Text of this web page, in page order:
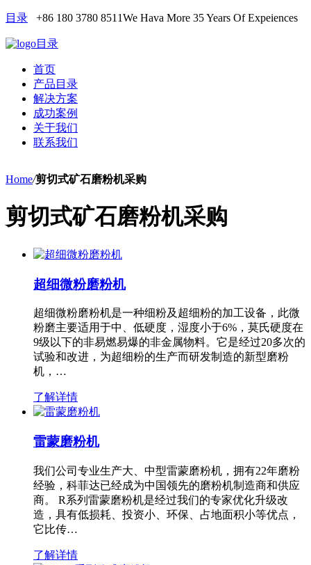
目录 +86 180 3780 8511We Hava More 35 Years Of Expeiences
目录
首页
产品目录
解决方案
成功案例
关于我们
联系我们
Home/剪切式矿石磨粉机采购
剪切式矿石磨粉机采购
超细微粉磨粉机
超细微粉磨粉机是一种细粉及超细粉的加工设备，此微
粉磨主要适用于中、低硬度，湿度小于6%，莫氏硬度在
9级以下的非易燃易爆的非金属物料。它是经过20多次的
试验和改进，为超细粉的生产而研发制造的新型磨粉
机，…
了解详情
雷蒙磨粉机
我们公司专业生产大、中型雷蒙磨粉机，拥有22年磨粉
经验，科菲达已经成为中国领先的磨粉机制造商和供应
商。 R系列雷蒙磨粉机是经过我们的专家优化升级改
造，具有低损耗、投资小、环保、占地面积小等优点，
它比传…
了解详情